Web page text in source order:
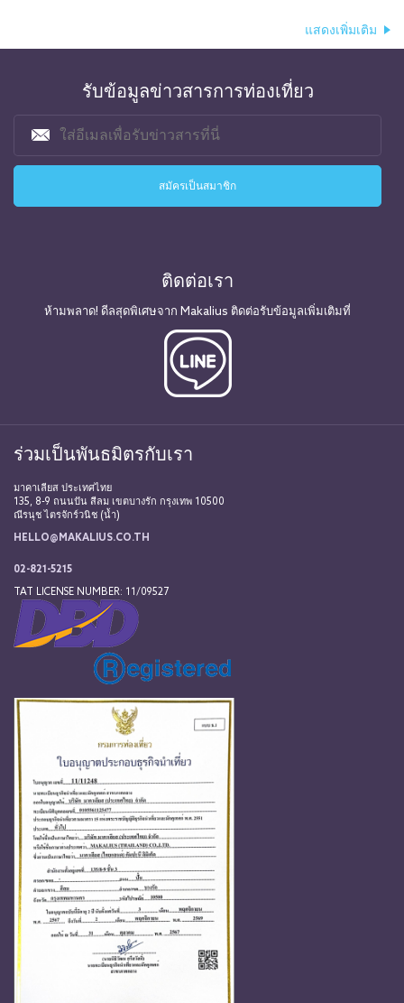
แสดงเพิ่มเติม
รับข้อมูลข่าวสารการท่องเที่ยว
ติดต่อเรา
ห้ามพลาด! ดีลสุดพิเศษจาก Makalius ติดต่อรับข้อมูลเพิ่มเติมที่
ร่วมเป็นพันธมิตรกับเรา
มาคาเลียส ประเทศไทย
135, 8-9 ถนนปัน สีลม เขตบางรัก กรุงเทพ 10500
ณีรนุช ไตรจักร์วนิช (น้ำ)
HELLO@MAKALIUS.CO.TH
02-821-5215
TAT LICENSE NUMBER: 11/09527